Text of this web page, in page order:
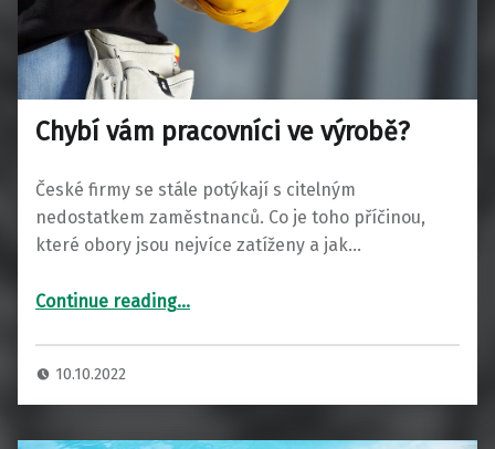
Chybí vám pracovníci ve výrobě?
České firmy se stále potýkají s citelným
nedostatkem zaměstnanců. Co je toho příčinou,
které obory jsou nejvíce zatíženy a jak…
Continue reading“Chybí vám pracovníci ve výrobě?”
…
10.10.2022